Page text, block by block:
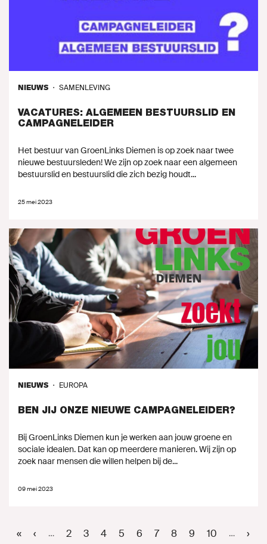
NIEUWS ・ SAMENLEVING
VACATURES: ALGEMEEN BESTUURSLID EN
CAMPAGNELEIDER
Het bestuur van GroenLinks Diemen is op zoek naar twee
nieuwe bestuursleden! We zijn op zoek naar een algemeen
bestuurslid en bestuurslid die zich bezig houdt...
25 mei 2023
NIEUWS ・ EUROPA
BEN JIJ ONZE NIEUWE CAMPAGNELEIDER?
Bij GroenLinks Diemen kun je werken aan jouw groene en
sociale idealen. Dat kan op meerdere manieren. Wij zijn op
zoek naar mensen die willen helpen bij de...
09 mei 2023
Paginering
Eerste
«
Vorige
‹ … Page
2 Page
3 Page
4 Page
5
Huidige
6 Page
7 Page
8 Page
9 Page
10 …
›